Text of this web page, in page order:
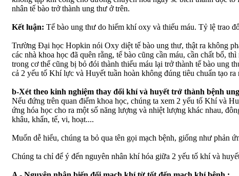
nhân tế bào trở thành ung thư ở trên.
Kết luận: Tế bào ung thư do hiếm khí oxy và thiếu máu. Tỷ lệ trao
Trường Đại học Hopkin nói Oxy diệt tế bào ung thư, thật ra không
các nhà khoa học đã quên rằng, tế bào cũng cần máu, cần chất bổ,
trong cơ thể cũng bị bỏ đói thành thiếu máu lại trở thành tế bào ung
cả 2 yếu tố Khí lực và Huyết tuần hoàn không đúng tiêu chuẩn tạo
b-Xét theo kinh nghiệm thay đổi khí và huyết trở thành bệnh
Nếu đứng trên quan điểm khoa học, chúng ta xem 2 yếu tố Khí và
ứng hóa học cho ra một số năng lượng và nhiệt lượng khác nhau,
khâu, khẩn, tế, vi, hoạt....
Muốn dễ hiểu, chúng ta bỏ qua tên gọi mạch bệnh, giống như phản
Chúng ta chỉ để ý đến nguyên nhân khí hóa giữa 2 yếu tố khí và